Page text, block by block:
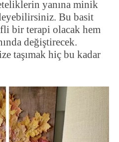
yanına minik
Bu basit
bir terapi olacak hem
değiştirecek.
taşımak hiç bu kadar